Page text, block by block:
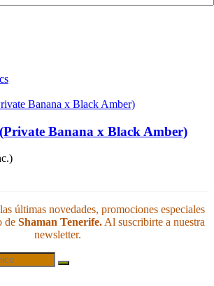
Banana x Black Amber)
últimas novedades, promociones especiales
de Shaman Tenerife. Al suscribirte a nuestra
newsletter.